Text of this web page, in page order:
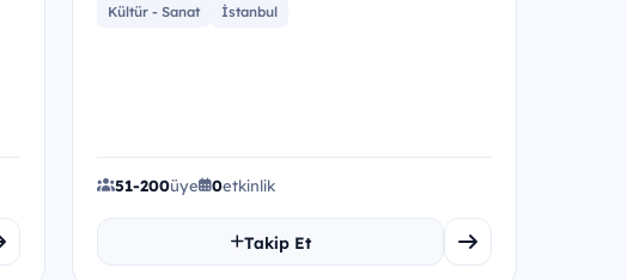
Kültür - Sanat İstanbul
51-200üye 0etkinlik
Takip Et